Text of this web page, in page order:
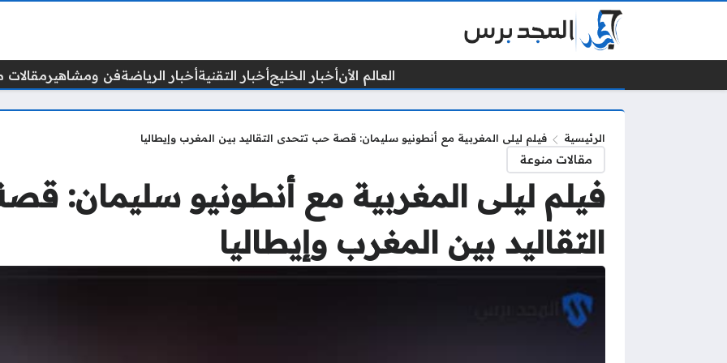
العالم الأنأخبار الخليجأخبار التقنيةأخبار الرياضةفن ومشاهيرمقالات
الرئيسية فيلم ليلى المغربية مع أنطونيو سليمان: قصة حب تتحدى التقاليد بين المغرب وإيطاليا
مقالات منوعة
فيلم ليلى المغربية مع أنطونيو سليمان:
التقاليد بين المغرب وإيطاليا